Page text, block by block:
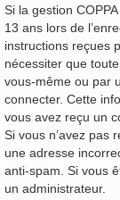
Si la gestion
13 ans lors de
instructions reçues
nécessiter que
vous-même ou par
connecter. Cette
vous avez reçu un
Si vous n’avez pas
une adresse
anti-spam. Si vous
un administrateur.